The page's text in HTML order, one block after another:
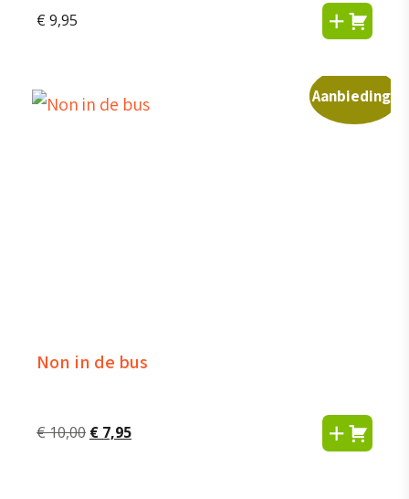
€ 9,95
Aanbieding!
Non in de bus
€10,00 Oorspronkelijke
€ 7,95Huidige